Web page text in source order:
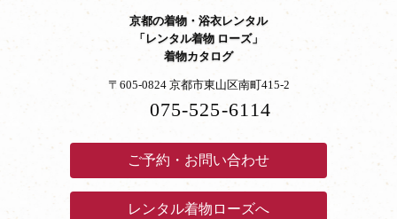
京都の着物・浴衣レンタル
「レンタル着物 ローズ」
着物カタログ
〒605-0824 京都市東山区南町415-2
075-525-6114
ご予約・お問い合わせ
レンタル着物ローズへ